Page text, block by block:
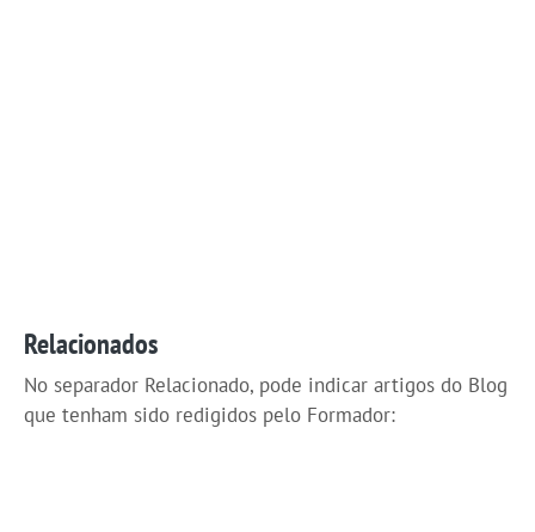
Relacionados
No separador Relacionado, pode indicar artigos do Blog
que tenham sido redigidos pelo Formador: